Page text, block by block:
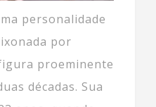
personalidade
por
proeminente
décadas. Sua